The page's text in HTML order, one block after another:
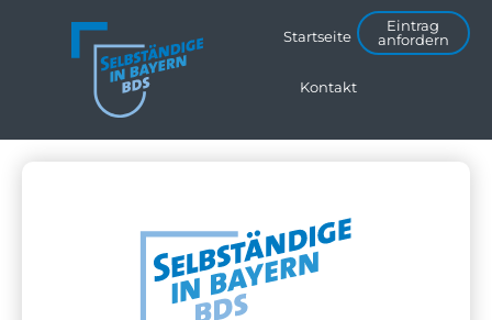
Startseite
Kontakt
Eintrag
anfordern